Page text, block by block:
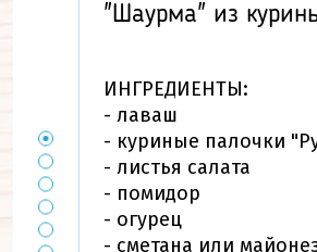
ИНГРЕДИЕНТЫ:
- лаваш
- куриные палочки
- листья салата
- помидор
- огурец
- сметана или